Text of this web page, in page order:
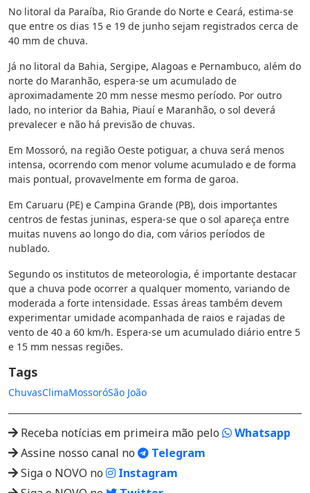
No litoral da Paraíba, Rio Grande do Norte e Ceará, estima-se
que entre os dias 15 e 19 de junho sejam registrados cerca de
40 mm de chuva.
Já no litoral da Bahia, Sergipe, Alagoas e Pernambuco, além do
norte do Maranhão, espera-se um acumulado de
aproximadamente 20 mm nesse mesmo período. Por outro
lado, no interior da Bahia, Piauí e Maranhão, o sol deverá
prevalecer e não há previsão de chuvas.
Em Mossoró, na região Oeste potiguar, a chuva será menos
intensa, ocorrendo com menor volume acumulado e de forma
mais pontual, provavelmente em forma de garoa.
Em Caruaru (PE) e Campina Grande (PB), dois importantes
centros de festas juninas, espera-se que o sol apareça entre
muitas nuvens ao longo do dia, com vários períodos de
nublado.
Segundo os institutos de meteorologia, é importante destacar
que a chuva pode ocorrer a qualquer momento, variando de
moderada a forte intensidade. Essas áreas também devem
experimentar umidade acompanhada de raios e rajadas de
vento de 40 a 60 km/h. Espera-se um acumulado diário entre 5
e 15 mm nessas regiões.
Tags
ChuvasClimaMossoróSão João
Receba notícias em primeira mão pelo
Whatsapp
Assine nosso canal no
Telegram
Siga o NOVO no
Instagram